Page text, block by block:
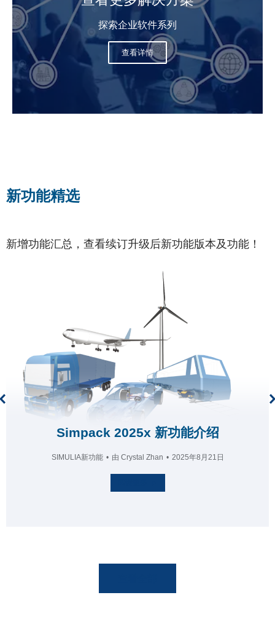
探索企业软件系列
查看详情
新功能精选
新增功能汇总，查看续订升级后新功能版本及功能！
Simpack 2025x 新功能介绍
SIMULIA新功能 由 Crystal Zhan 2025年8月21日